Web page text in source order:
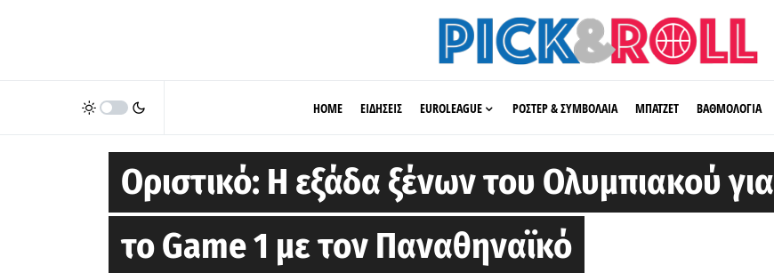
HOME ΕΙΔΗΣΕΙΣ EUROLEAGUE ΡΟΣΤΕΡ & ΣΥΜΒΟΛΑΙΑ ΜΠΑΤΖΕΤ ΒΑΘΜΟΛΟΓΙΑ
Οριστικό: Η εξάδα ξένων του Ολυμπιακού για
το Game 1 με τον Παναθηναϊκό